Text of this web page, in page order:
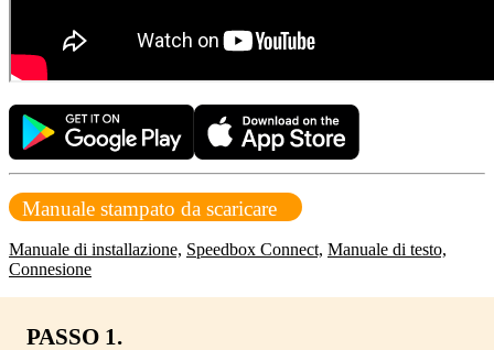
Manuale stampato da scaricare
Manuale di installazione, Speedbox Connect, Manuale di testo,
Connesione
PASSO 1.